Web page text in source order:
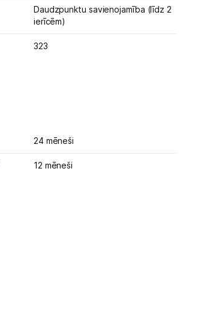
Daudzpunktu savienojamība (līdz 2
ierīcēm)
323
24 mēneši
12 mēneši